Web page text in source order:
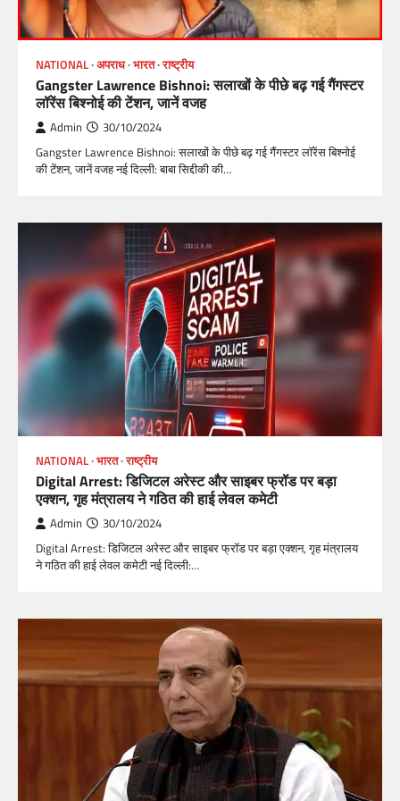
NATIONAL अपराध भारत राष्ट्रीय
Gangster Lawrence Bishnoi: सलाखों के पीछे बढ़ गई गैंगस्टर
लॉरेंस बिश्‍नोई की टेंशन, जानें वजह
Admin 30/10/2024
Gangster Lawrence Bishnoi: सलाखों के पीछे बढ़ गई गैंगस्टर लॉरेंस बिश्‍नोई
की टेंशन, जानें वजह नई दिल्ली: बाबा सिद्दीकी की…
NATIONAL भारत राष्ट्रीय
Digital Arrest: डिजिटल अरेस्ट और साइबर फ्रॉड पर बड़ा
एक्शन, गृह मंत्रालय ने गठित की हाई लेवल कमेटी
Admin 30/10/2024
Digital Arrest: डिजिटल अरेस्ट और साइबर फ्रॉड पर बड़ा एक्शन, गृह मंत्रालय
ने गठित की हाई लेवल कमेटी नई दिल्ली:…